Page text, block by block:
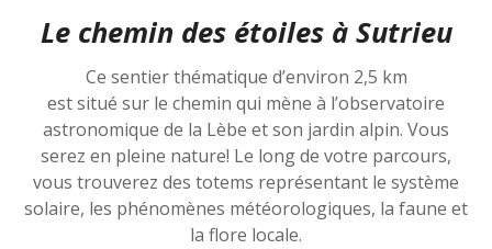
Le chemin des étoiles à Sutrieu
Ce sentier thématique d’environ 2,5 km
est situé sur le chemin qui mène à l’observatoire
astronomique de la Lèbe et son jardin alpin. Vous
serez en pleine nature! Le long de votre parcours,
vous trouverez des totems représentant le système
solaire, les phénomènes météorologiques, la faune et
la flore locale.